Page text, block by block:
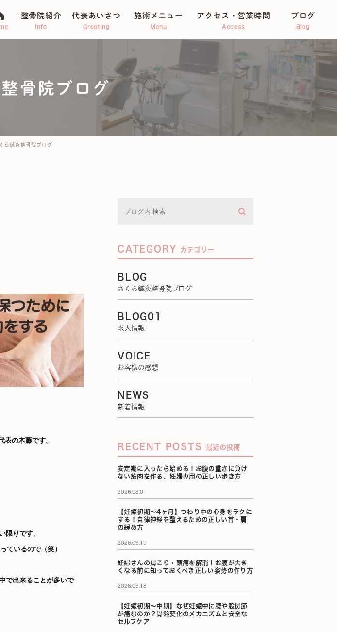
整骨院紹介
Info
代表あいさつ
Greeting
施術メニュー
Menu
アトピー
不妊・子宝整体
アクセス・営業時間
Access
ブログ
Blog
骨院ブログ
ら鍼灸整骨院ブログ
表の木藤です。
限りです。
ているので（笑）
で出来ることが多いで
CATEGORY カテゴリー
BLOG
さくら鍼灸整骨院ブログ
BLOG01
求人情報
VOICE
お客様の感想
NEWS
新着情報
RECENT POSTS 最近の投稿
安定期に入ったら始める！お腹の重さに負け
ない筋肉を作る、妊婦専用の正しい歩き方
2026.08.01
【妊娠初期〜4ヶ月】つわり中の心身をラクに
する！自律神経を整えるための正しい首・肩
の緩め方
2026.06.19
妊婦さんの肩こり・頭痛を解消！お腹が大き
くなる前に知っておくべき正しい姿勢の作り方
2026.06.18
【妊娠初期〜中期】なぜ妊娠中に腰や股関節
が痛むのか？骨盤変化のメカニズムと安全な
セルフケア